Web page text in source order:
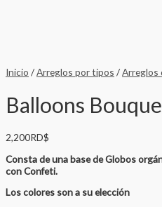
Inicio /Arreglos por tipos /Arreglos
Balloons
2,200RD$
Consta de una base de Globos
con Confeti.
Los colores son a su elección